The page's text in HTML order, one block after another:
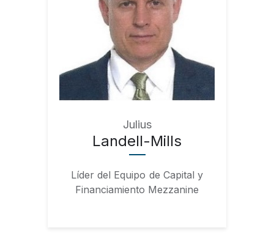
Julius
Landell-Mills
Líder del Equipo de Capital y
Financiamiento Mezzanine